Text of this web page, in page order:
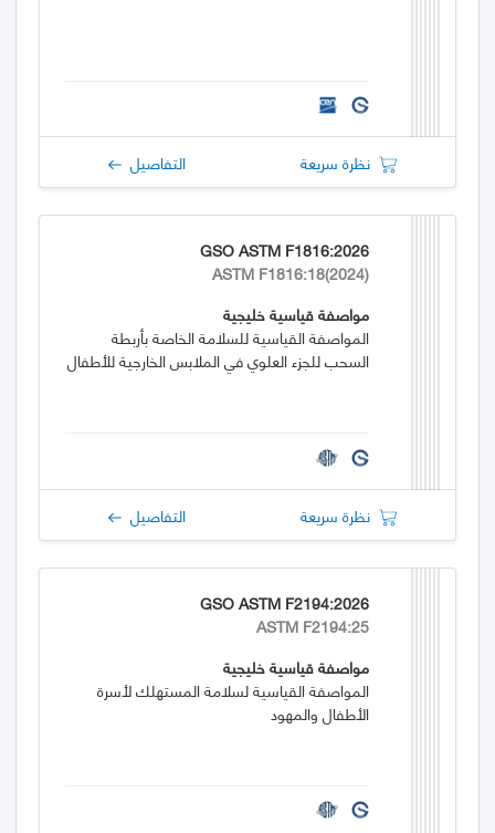
نظرة سريعة التفاصيل
GSO ASTM F1816:2026
ASTM F1816:18(2024)
مواصفة قياسية خليجية
المواصفة القياسية للسلامة الخاصة بأربطة
السحب للجزء العلوي في الملابس الخارجية للأطفال
نظرة سريعة التفاصيل
GSO ASTM F2194:2026
ASTM F2194:25
مواصفة قياسية خليجية
المواصفة القياسية لسلامة المستهلك لأسرة
الأطفال والمهود